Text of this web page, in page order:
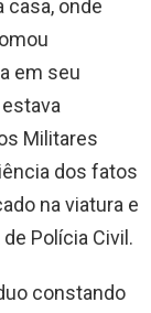
casa, onde
em seu
Militares
dos fatos
na viatura e
Polícia Civil.
constando